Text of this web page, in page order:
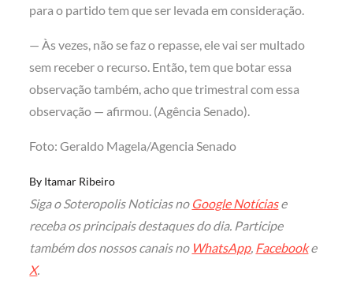
para o partido tem que ser levada em consideração.
— Às vezes, não se faz o repasse, ele vai ser multado
sem receber o recurso. Então, tem que botar essa
observação também, acho que trimestral com essa
observação — afirmou. (Agência Senado).
Foto: Geraldo Magela/Agencia Senado
By Itamar Ribeiro
Siga o Soteropolis Noticias no Google Notíciase
receba os principais destaques do dia. Participe
também dos nossos canais no WhatsApp, Facebooke
X.